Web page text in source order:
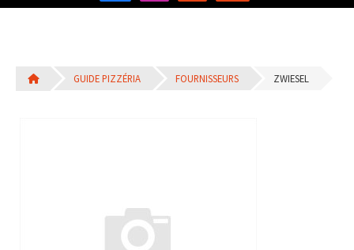
GUIDE PIZZÉRIA FOURNISSEURS ZWIESEL